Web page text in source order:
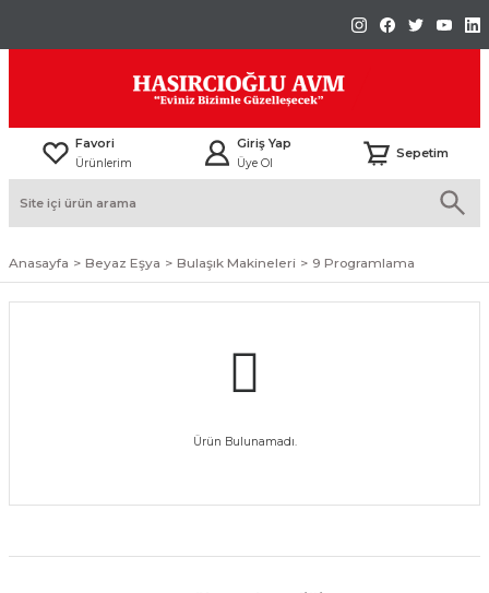
Favori
Ürünlerim
Giriş Yap
Üye Ol
Sepetim
Anasayfa Beyaz Eşya Bulaşık Makineleri 9 Programlama
Ürün Bulunamadı.